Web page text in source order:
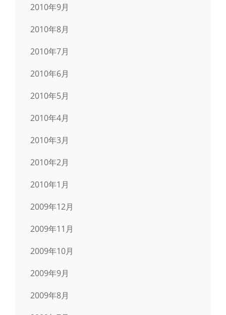
2010年9月
2010年8月
2010年7月
2010年6月
2010年5月
2010年4月
2010年3月
2010年2月
2010年1月
2009年12月
2009年11月
2009年10月
2009年9月
2009年8月